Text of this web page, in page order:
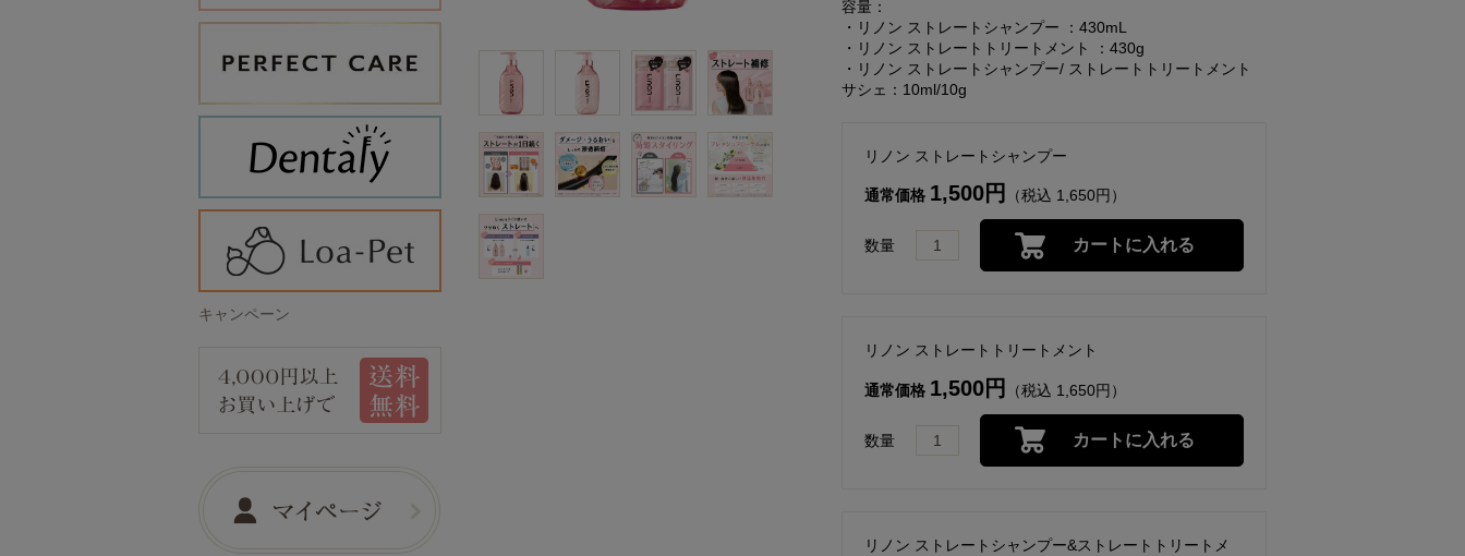
キャンペーン
容量：
・リノン ストレートシャンプー ：430mL
・リノン ストレートトリートメント ：430g
・リノン ストレートシャンプー/ ストレートトリートメント
サシェ：10ml/10g
リノン ストレートシャンプー
通常価格 1,500円 （税込 1,650円）
数量 カートに入れる
リノン ストレートトリートメント
通常価格 1,500円 （税込 1,650円）
数量 カートに入れる
リノン ストレートシャンプー&ストレートトリートメ